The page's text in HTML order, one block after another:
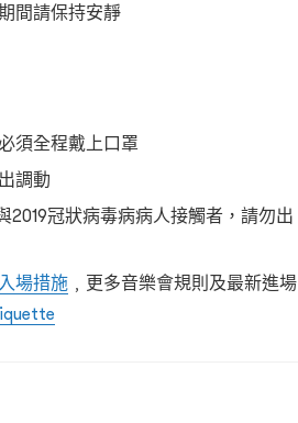
間請保持安靜
須全程戴上口罩
調動
2019冠狀病毒病病人接觸者，請勿出
場措施 ﹐更多音樂會規則及最新進場